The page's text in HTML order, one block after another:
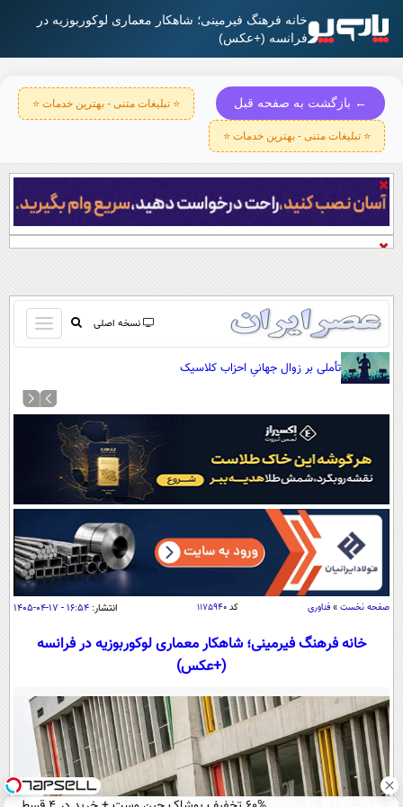
خانه فرهنگ فیرمینی؛ شاهکار معماری لوکوربوزیه در
فرانسه (+عکس)
← بازگشت به صفحه قبل ⭐ تبلیغات متنی - بهترین خدمات ⭐
⭐ تبلیغات متنی - بهترین خدمات ⭐